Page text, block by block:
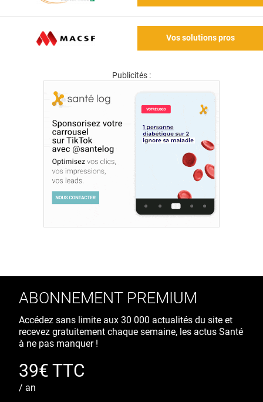
Vos solutions pros
Publicités :
ABONNEMENT PREMIUM
Accédez sans limite aux 30 000 actualités du site et
recevez gratuitement chaque semaine, les actus Santé
à ne pas manquer !
39€ TTC
/ an